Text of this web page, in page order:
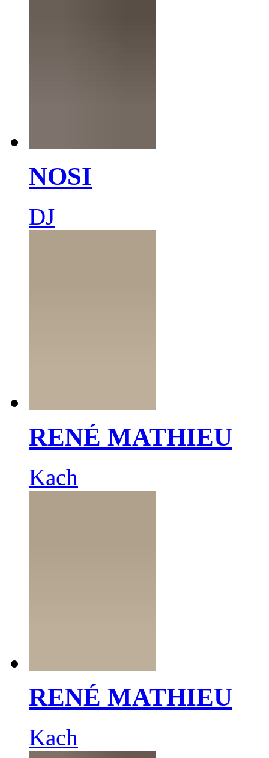
NOSI
DJ
RENÉ MATHIEU
Kach
RENÉ MATHIEU
Kach